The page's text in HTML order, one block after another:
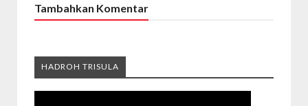
Tambahkan Komentar
HADROH TRISULA